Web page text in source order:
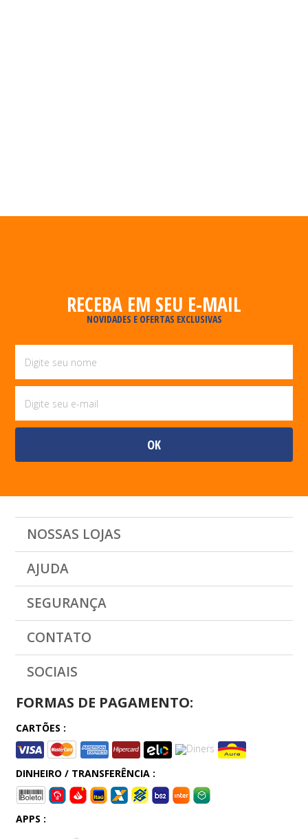
RECEBA EM SEU E-MAIL
NOVIDADES E OFERTAS EXCLUSIVAS
NOSSAS LOJAS
AJUDA
SEGURANÇA
CONTATO
SOCIAIS
FORMAS DE PAGAMENTO:
CARTÕES :
DINHEIRO / TRANSFERÊNCIA :
APPS :